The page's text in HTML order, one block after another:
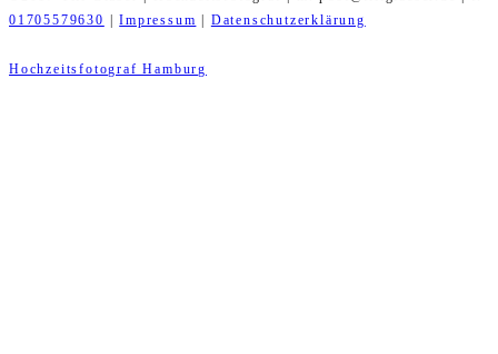
01705579630
|Impressum Datenschutzerklärung
Hochzeitsfotograf Hamburg